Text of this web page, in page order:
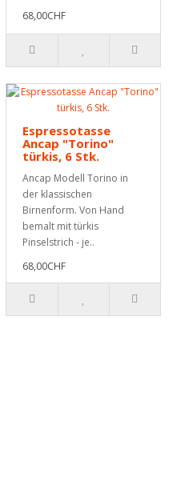
68,00CHF
Espressotasse
Ancap "Torino"
türkis, 6 Stk.
Ancap Modell Torino in
der klassischen
Birnenform. Von Hand
bemalt mit türkis
Pinselstrich - je..
68,00CHF